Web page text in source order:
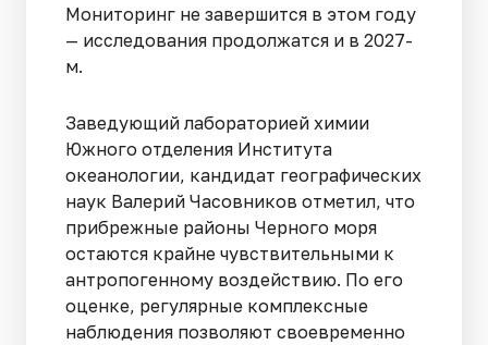
Мониторинг не завершится в этом году
— исследования продолжатся и в 2027-
м.
Заведующий лабораторией химии
Южного отделения Института
океанологии, кандидат географических
наук Валерий Часовников отметил, что
прибрежные районы Черного моря
остаются крайне чувствительными к
антропогенному воздействию. По его
оценке, регулярные комплексные
наблюдения позволяют своевременно